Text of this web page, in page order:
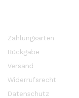
Zahlungsarten
Rückgabe
Versand
Widerrufsrecht
Datenschutz